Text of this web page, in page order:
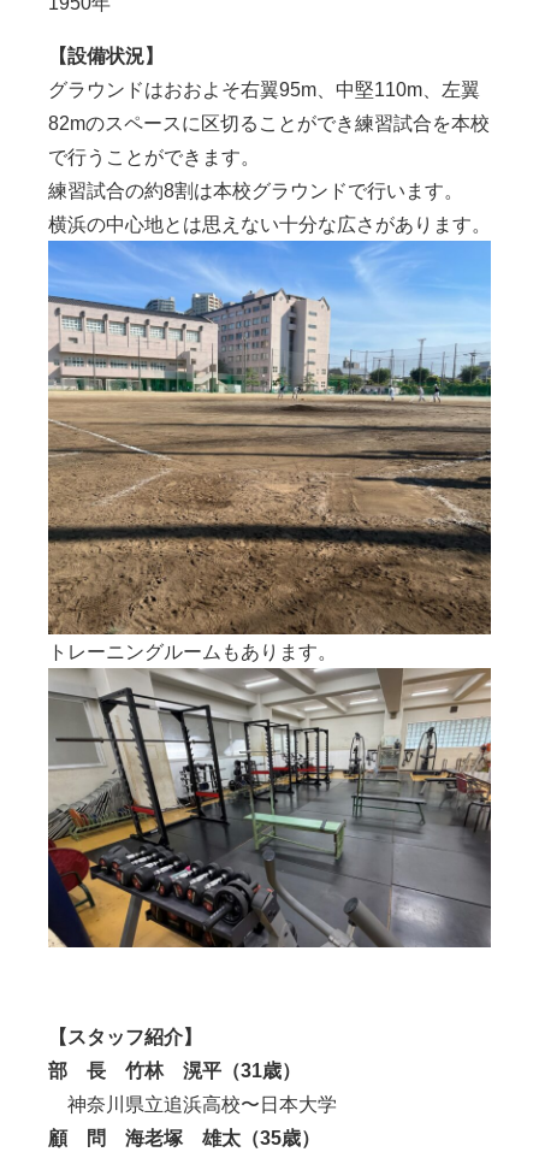
【設備状況】
グラウンドはおおよそ右翼95m、中堅110m、左翼
82mのスペースに区切ることができ練習試合を本校
で行うことができます。
練習試合の約8割は本校グラウンドで行います。
横浜の中心地とは思えない十分な広さがあります。
トレーニングルームもあります。
【スタッフ紹介】
部 長 竹林 滉平（31歳）
神奈川県立追浜高校〜日本大学
顧 問 海老塚 雄太（35歳）